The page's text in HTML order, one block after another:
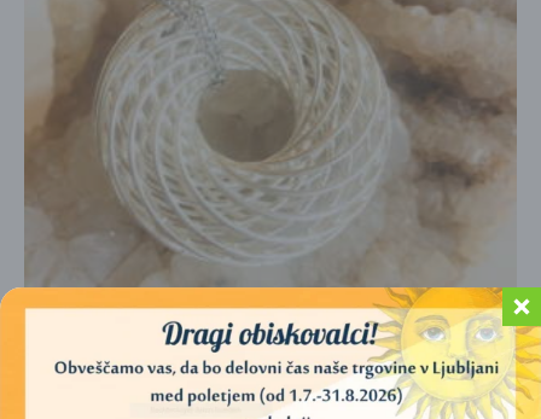
OBESEK TORUS (SREBRO)